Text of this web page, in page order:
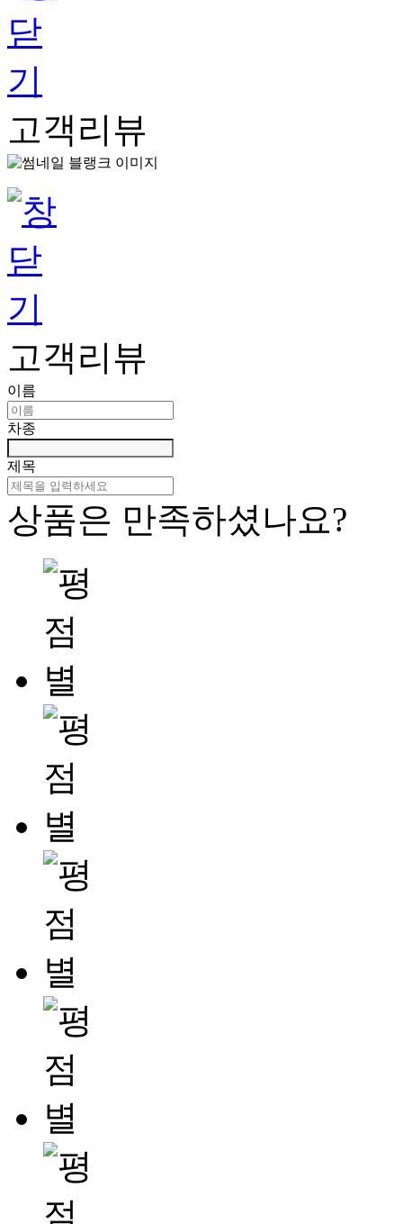
고객리뷰
고객리뷰
이름
차종
제목
상품은 만족하셨나요?